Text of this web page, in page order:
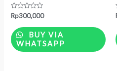
Rated
0
out
of
5
Rp300,000
BUY VIA
WHATSAPP
5